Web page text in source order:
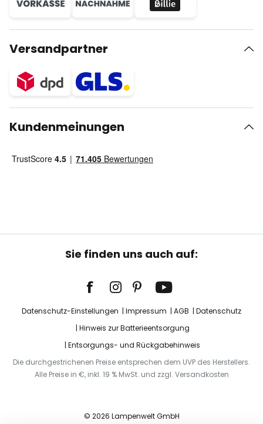
Versandpartner
Kundenmeinungen
Sie finden uns auch auf:
Datenschutz-Einstellungen Impressum AGB
Datenschutz
Hinweis zur Batterieentsorgung
Entsorgungs- und Rückgabehinweis
Die durchgestrichenen Preise entsprechen dem UVP des Herstellers.
Alle Preise in €, inkl. 19 % MwSt. und zzgl. Versandkosten
© 2026 Lampenwelt GmbH